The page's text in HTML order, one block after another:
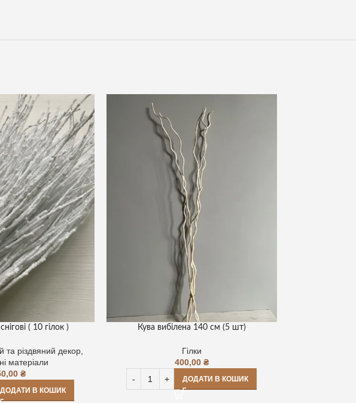
( 10 гілок )
та різдвяний декор,
матеріали
₴
ДОДАТИ В КОШИК
Кува вибілена 140 см (5 шт)
Гілки
400,00 ₴
ДОДАТИ В КОШИК